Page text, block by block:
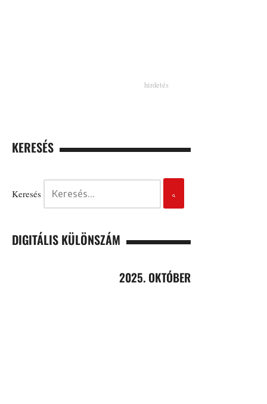
KERESÉS
Keresés
DIGITÁLIS KÜLÖNSZÁM
2025. OKTÓBER